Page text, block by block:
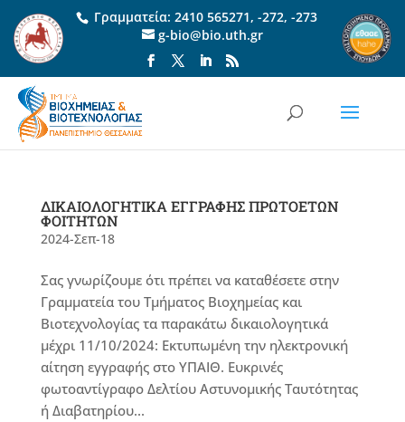
Γραμματεία: 2410 565271, -272, -273
g-bio@bio.uth.gr
ΔΙΚΑΙΟΛΟΓΗΤΙΚΑ ΕΓΓΡΑΦΗΣ ΠΡΩΤΟΕΤΩΝ
ΦΟΙΤΗΤΩΝ
2024-Σεπ-18
Σας γνωρίζουμε ότι πρέπει να καταθέσετε στην
Γραμματεία του Τμήματος Βιοχημείας και
Βιοτεχνολογίας τα παρακάτω δικαιολογητικά
μέχρι 11/10/2024: Εκτυπωμένη την ηλεκτρονική
αίτηση εγγραφής στο ΥΠΑΙΘ. Ευκρινές
φωτοαντίγραφο Δελτίου Αστυνομικής Ταυτότητας
ή Διαβατηρίου...